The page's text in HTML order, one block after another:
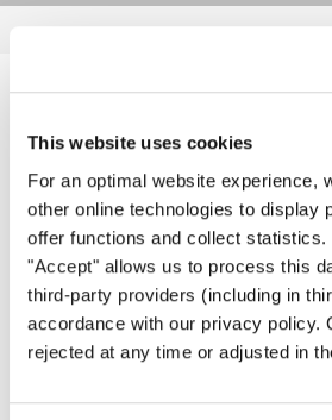
This website uses cookies
For an optimal website experience,
other online technologies to display
offer functions and collect statistics.
"Accept" allows us to process this
third-party providers (including in
accordance with our privacy policy.
rejected at any time or adjusted in
ПОХОЖИЕ